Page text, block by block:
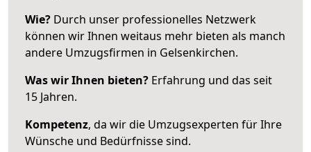
Wie? Durch unser professionelles Netzwerk
können wir Ihnen weitaus mehr bieten als manch
andere Umzugsfirmen in Gelsenkirchen.
Was wir Ihnen bieten? Erfahrung und das seit
15 Jahren.
Kompetenz, da wir die Umzugsexperten für Ihre
Wünsche und Bedürfnisse sind.